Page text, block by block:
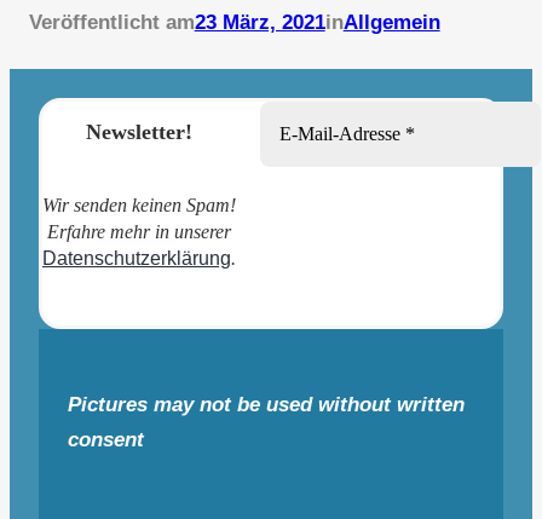
Veröffentlicht am23 März, 2021inAllgemein
Newsletter!
Wir senden keinen Spam!
Erfahre mehr in unserer
Datenschutzerklärung.
Pictures may not be used without written
consent